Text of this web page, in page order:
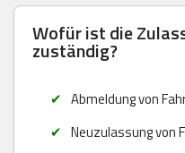
Wofür ist die
zuständig?
Abmeldung von
Neuzulassung von